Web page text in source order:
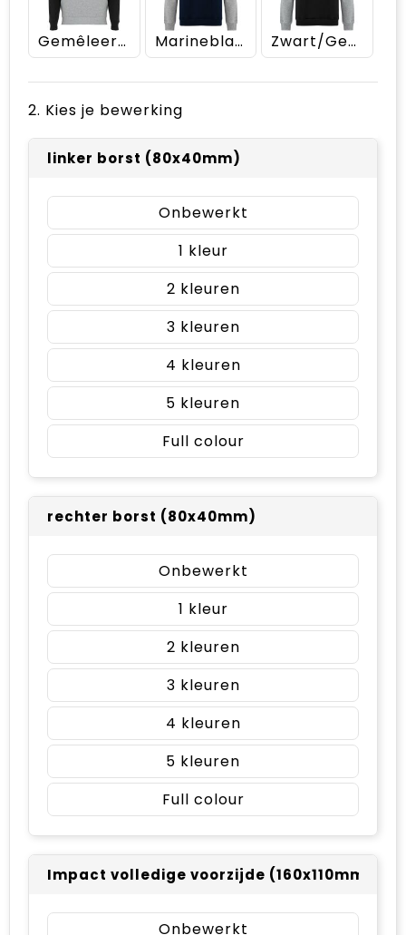
Gemêleerd grijs/Zwart Marineblauw/Gemêleerd grijs Zwart/Gemêleerd grijs
2. Kies je bewerking
linker borst (80x40mm)
Onbewerkt
1
2
3
4
5
Full colour
rechter borst (80x40mm)
Onbewerkt
1
2
3
4
5
Full colour
Impact volledige voorzijde (160x110mm)
Onbewerkt